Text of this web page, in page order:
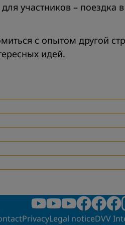
участников –
с опытом другой
идей.
PrivacyLegal noticeDVV